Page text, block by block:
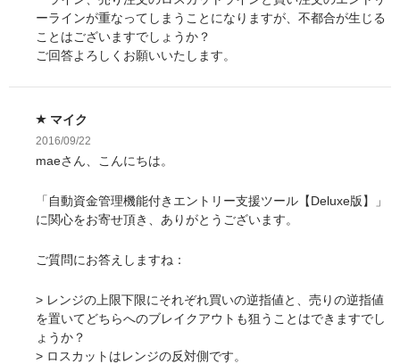
ーラインが重なってしまうことになりますが、不都合が生じる
ことはございますでしょうか？
ご回答よろしくお願いいたします。
マイク
2016/09/22
maeさん、こんにちは。
「自動資金管理機能付きエントリー支援ツール【Deluxe版】」
に関心をお寄せ頂き、ありがとうございます。
ご質問にお答えしますね：
> レンジの上限下限にそれぞれ買いの逆指値と、売りの逆指値
を置いてどちらへのブレイクアウトも狙うことはできますでし
ょうか？
> ロスカットはレンジの反対側です。